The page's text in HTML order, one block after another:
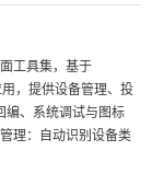
工具集，基于
，提供设备管理、投
编、系统调试与图标
理：自动识别设备类